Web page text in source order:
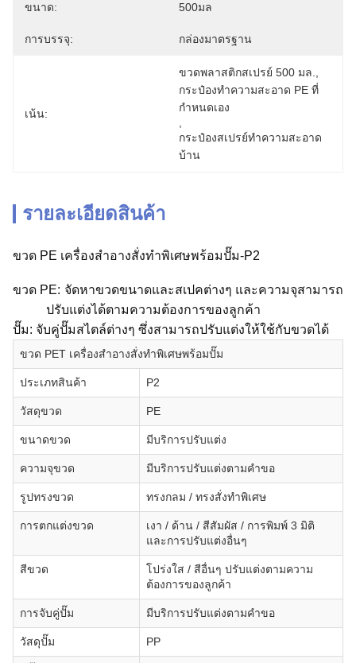
ขนาด: 500มล
การบรรจุ: กล่องมาตรฐาน
เน้น:
ขวดพลาสติกสเปรย์ 500 มล.
กระป๋องทําความสะอาด PE ที่
กําหนดเอง
กระป๋องสเปรย์ทําความสะอาด
บ้าน
รายละเอียดสินค้า
ขวด PE เครื่องสำอางสั่งทำพิเศษพร้อมปั๊ม-P2
ขวด PE: จัดหาขวดขนาดและสเปคต่างๆ และความจุสามารถ
ปรับแต่งได้ตามความต้องการของลูกค้า
ปั๊ม: จับคู่ปั๊มสไตล์ต่างๆ ซึ่งสามารถปรับแต่งให้ใช้กับขวดได้
ขวด PET เครื่องสำอางสั่งทำพิเศษพร้อมปั๊ม
ประเภทสินค้า P2
วัสดุขวด PE
ขนาดขวด มีบริการปรับแต่ง
ความจุขวด มีบริการปรับแต่งตามคำขอ
รูปทรงขวด ทรงกลม / ทรงสั่งทำพิเศษ
การตกแต่งขวด
เงา / ด้าน / สีสัมผัส / การพิมพ์ 3 มิติ
และการปรับแต่งอื่นๆ
สีขวด
โปร่งใส / สีอื่นๆ ปรับแต่งตามความ
ต้องการของลูกค้า
การจับคู่ปั๊ม มีบริการปรับแต่งตามคำขอ
วัสดุปั๊ม PP